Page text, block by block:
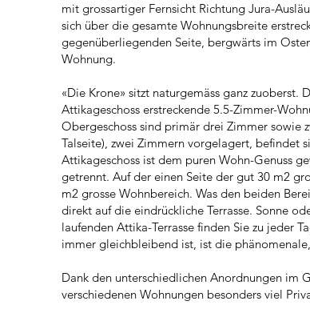
mit grossartiger Fernsicht Richtung Jura-
sich über die gesamte Wohnungsbreite
gegenüberliegenden Seite, bergwärts im
Wohnung.
«Die Krone» sitzt naturgemäss ganz
Attikageschoss erstreckende 5.5-Zimmer-
Obergeschoss sind primär drei Zimmer sowie
Talseite), zwei Zimmern vorgelagert, befindet
Attikageschoss ist dem puren Wohn-Genuss
getrennt. Auf der einen Seite der gut 30 m2
m2 grosse Wohnbereich. Was den beiden
direkt auf die eindrückliche Terrasse. Sonne
laufenden Attika-Terrasse finden Sie zu jeder
immer gleichbleibend ist, ist die
Dank den unterschiedlichen Anordnungen im
verschiedenen Wohnungen besonders viel